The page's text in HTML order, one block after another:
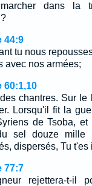
dans la
44:9
tu nous
avec nos armées;
60:1,10
chantres. Sur
Lorsqu'il fit la
de Tsoba,
sel douze mille
dispersés, Tu
77:7
rejettera-t-il